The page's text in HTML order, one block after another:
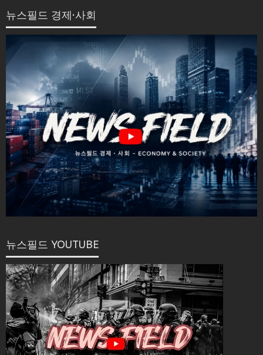
뉴스필드 경제·사회
뉴스필드 YOUTUBE